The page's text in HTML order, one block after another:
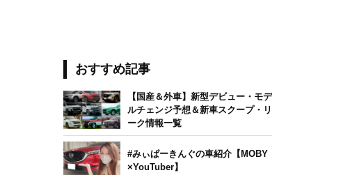
おすすめ記事
【国産＆外車】新型デビュー・モデ
ルチェンジ予想＆新車スクープ・リ
ーク情報一覧
#みぃぱーきんぐの車紹介【MOBY
×YouTuber】